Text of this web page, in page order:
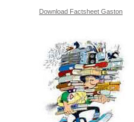
Download Factsheet Gaston